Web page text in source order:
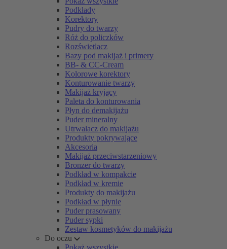
Podkłady
Korektory
Pudry do twarzy
Róż do policzków
Rozświetlacz
Bazy pod makijaż i primery
BB- & CC-Cream
Kolorowe korektory
Konturowanie twarzy
Makijaż kryjący
Paleta do konturowania
Płyn do demakijażu
Puder mineralny
Utrwalacz do makijażu
Produkty pokrywające
Akcesoria
Makijaż przeciwstarzeniowy
Bronzer do twarzy
Podkład w kompakcie
Podkład w kremie
Produkty do makijażu
Podkład w płynie
Puder prasowany
Puder sypki
Zestaw kosmetyków do makijażu
Do oczu
Pokaż wszystkie